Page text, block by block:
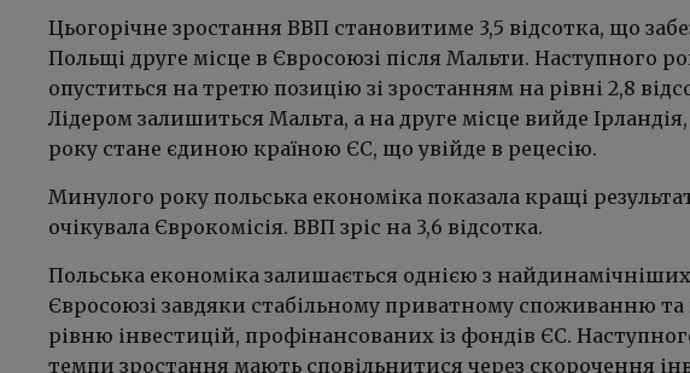
Цьогорічне зростання ВВП становитиме 3,5 відсотка, що
Польщі друге місце в Євросоюзі після Мальти. Наступного
опуститься на третю позицію зі зростанням на рівні 2,8
Лідером залишиться Мальта, а на друге місце вийде
року стане єдиною країною ЄС, що увійде в рецесію.
Минулого року польська економіка показала кращі
очікувала Єврокомісія. ВВП зріс на 3,6 відсотка.
Польська економіка залишається однією з
Євросоюзі завдяки стабільному приватному споживанню
рівню інвестицій, профінансованих із фондів ЄС.
темпи зростання мають сповільнитися через скорочення